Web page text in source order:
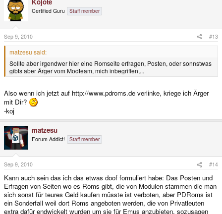
Certified Guru Staff member
Sep 9, 2010 #13
matzesu said:
Sollte aber irgendwer hier eine Romseite erfragen, Posten, oder sonnstwas
gibts aber Ärger vom Modteam, mich inbegriffen,...
Also wenn ich jetzt auf http://www.pdroms.de verlinke, kriege ich Ärger
mit Dir?
-koj
matzesu
Forum Addict! Staff member
Sep 9, 2010 #14
Kann auch sein das ich das etwas doof formuliert habe: Das Posten und
Erfragen von Seiten wo es Roms gibt, die von Modulen stammen die man
sich sonst für teures Geld kaufen müsste ist verboten, aber PDRoms ist
ein Sonderfall weil dort Roms angeboten werden, die von Privatleuten
extra dafür endwickelt wurden um sie für Emus anzubieten, sozusagen